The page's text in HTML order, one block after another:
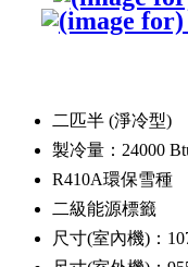
二匹半 (淨冷型)
製冷量：24000
R410A環保雪種
二級能源標籤
尺寸(室內機)：